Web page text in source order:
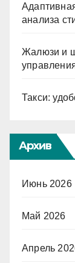
анализа
Жалюзи и
Такси:
Архив
Июнь 2026
Май 2026
Апрель